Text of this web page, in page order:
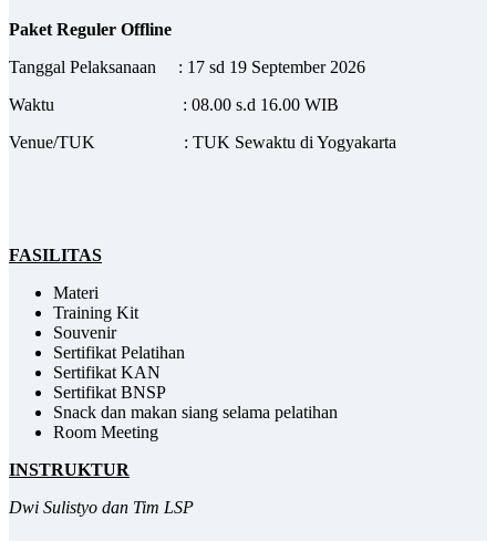
Paket Reguler Offline
Tanggal Pelaksanaan : 17 sd 19 September 2026
Waktu : 08.00 s.d 16.00 WIB
Venue/TUK : TUK Sewaktu di Yogyakarta
FASILITAS
Materi
Training Kit
Souvenir
Sertifikat Pelatihan
Sertifikat KAN
Sertifikat BNSP
Snack dan makan siang selama pelatihan
Room Meeting
INSTRUKTUR
Dwi Sulistyo dan Tim LSP